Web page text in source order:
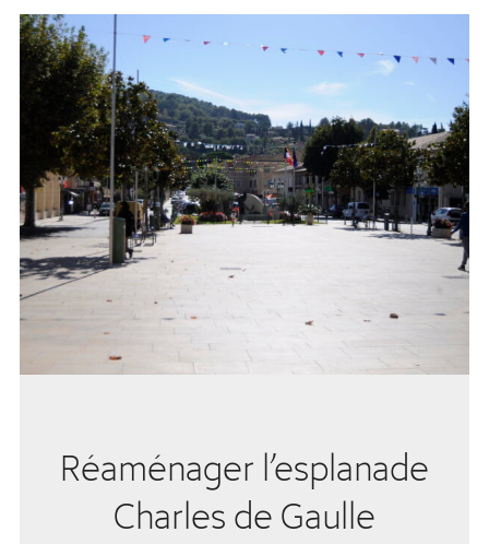
Réaménager l’esplanade
Charles de Gaulle